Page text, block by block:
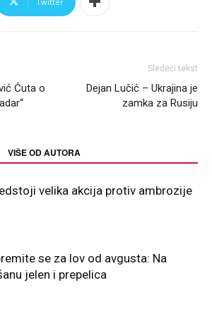
Ćuta o
Sledeći tekst
Dejan Lučić – Ukrajina je
zamka za Rusiju
VIŠE OD AUTORA
velika akcija protiv ambrozije
se za lov od avgusta: Na
jelen i prepelica